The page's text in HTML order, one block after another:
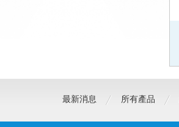
最新消息 所有產品